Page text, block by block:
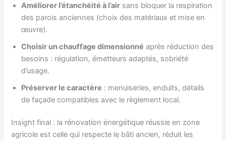
Améliorer l’étanchéité à l’air sans bloquer la respiration
des parois anciennes (choix des matériaux et mise en
œuvre).
Choisir un chauffage dimensionné après réduction des
besoins : régulation, émetteurs adaptés, sobriété
d’usage.
Préserver le caractère : menuiseries, enduits, détails
de façade compatibles avec le règlement local.
Insight final : la rénovation énergétique réussie en zone
agricole est celle qui respecte le bâti ancien, réduit les